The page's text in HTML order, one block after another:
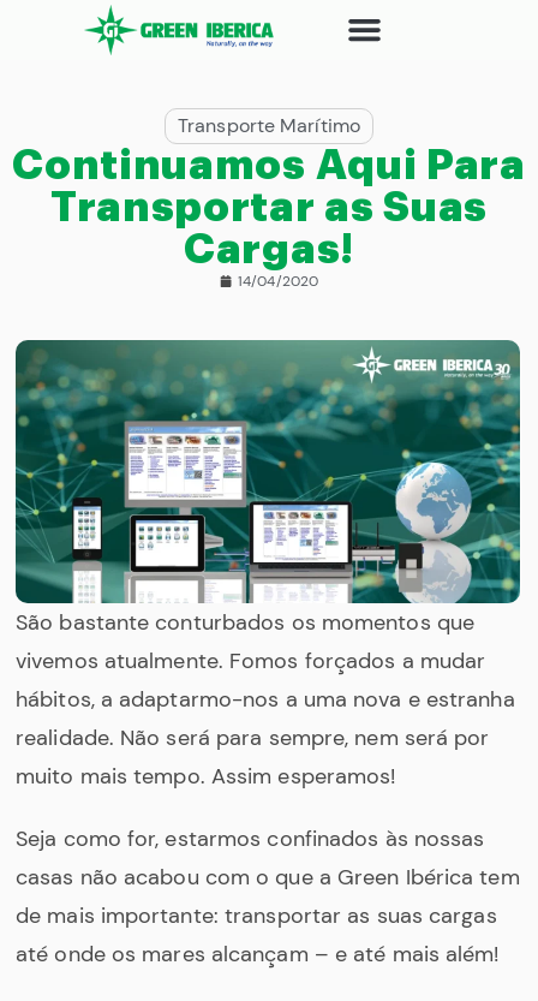
Transporte Marítimo
Continuamos Aqui Para
Transportar as Suas
Cargas!
14/04/2020
São bastante conturbados os momentos que
vivemos atualmente. Fomos forçados a mudar
hábitos, a adaptarmo-nos a uma nova e estranha
realidade. Não será para sempre, nem será por
muito mais tempo. Assim esperamos!
Seja como for, estarmos confinados às nossas
casas não acabou com o que a Green Ibérica tem
de mais importante: transportar as suas cargas
até onde os mares alcançam – e até mais além!